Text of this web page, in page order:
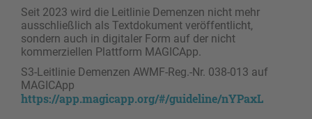
Seit 2023 wird die Leitlinie Demenzen nicht mehr
ausschließlich als Textdokument veröffentlicht,
sondern auch in digitaler Form auf der nicht
kommerziellen Plattform MAGICApp.
S3-Leitlinie Demenzen AWMF-Reg.-Nr. 038-013 auf
MAGICApp
https://app.magicapp.org/#/guideline/nYPaxL